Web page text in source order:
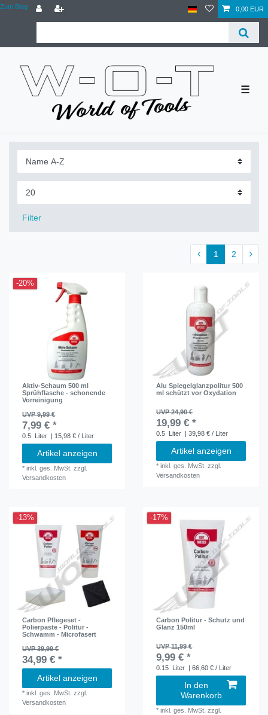
Zum Blog 0,00 EUR
☰
Filter
1 2
-20%
Aktiv-Schaum 500 ml
Sprühflasche - schonende
Vorreinigung
UVP 9,99 €
7,99 € *
0.5 Liter | 15,98 € / Liter
Artikel anzeigen
*inkl. ges. MwSt. zzgl.
Versandkosten
Alu Spiegelglanzpolitur 500
ml schützt vor Oxydation
UVP 24,90 €
19,99 € *
0.5 Liter | 39,98 € / Liter
Artikel anzeigen
*inkl. ges. MwSt. zzgl.
Versandkosten
-13%
Carbon Pflegeset -
Polierpaste - Politur -
Schwamm - Microfasert
UVP 39,99 €
34,99 € *
Artikel anzeigen
*inkl. ges. MwSt. zzgl.
Versandkosten
-17%
Carbon Politur - Schutz und
Glanz 150ml
UVP 11,99 €
9,99 € *
0.15 Liter | 66,60 € / Liter
In den
Warenkorb
*inkl. ges. MwSt. zzgl.